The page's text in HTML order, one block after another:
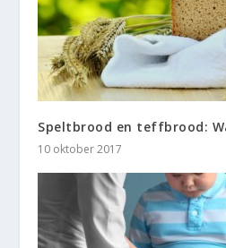
Speltbrood en teffbrood:
10 oktober 2017